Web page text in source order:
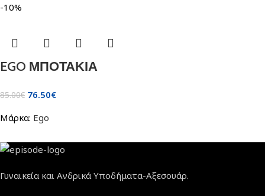
-10%
EGO ΜΠΟΤΑΚΙΑ
85.00€ 76.50€
Μάρκα: Ego
Γυναικεία και Ανδρικά Υποδήματα-Αξεσουάρ.